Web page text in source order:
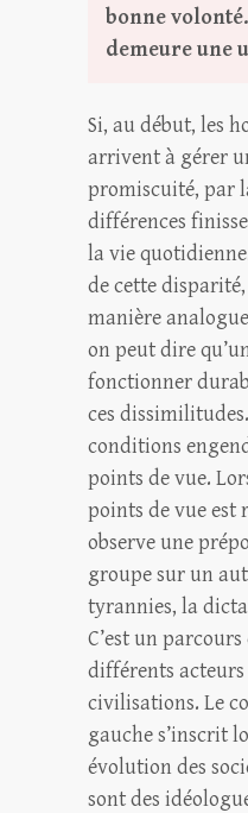
bonne
demeure une
Si, au début, les
arrivent à gérer
promiscuité, par
différences
la vie
de cette
manière
on peut dire
fonctionner
ces
conditions
points de vue.
points de vue est
observe une
groupe sur un
tyrannies, la
C’est un
différents acteurs
civilisations. Le
gauche s’inscrit
évolution des
sont des